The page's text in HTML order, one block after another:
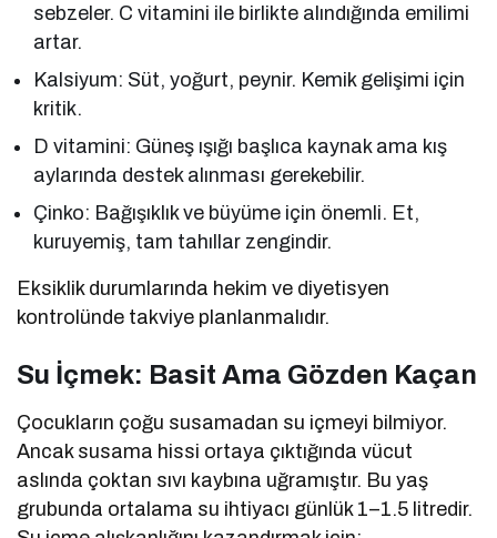
sebzeler. C vitamini ile birlikte alındığında emilimi
artar.
Kalsiyum: Süt, yoğurt, peynir. Kemik gelişimi için
kritik.
D vitamini: Güneş ışığı başlıca kaynak ama kış
aylarında destek alınması gerekebilir.
Çinko: Bağışıklık ve büyüme için önemli. Et,
kuruyemiş, tam tahıllar zengindir.
Eksiklik durumlarında hekim ve diyetisyen
kontrolünde takviye planlanmalıdır.
Su İçmek: Basit Ama Gözden Kaçan
Çocukların çoğu susamadan su içmeyi bilmiyor.
Ancak susama hissi ortaya çıktığında vücut
aslında çoktan sıvı kaybına uğramıştır. Bu yaş
grubunda ortalama su ihtiyacı günlük 1–1.5 litredir.